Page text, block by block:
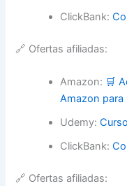
ClickBank:
🔗 Ofertas afiliadas:
Amazon: 🛒
Amazon para
Udemy:
ClickBank:
🔗 Ofertas afiliadas: